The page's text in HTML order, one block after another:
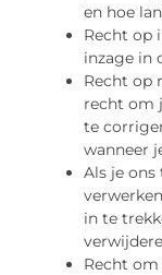
en hoe
Recht op
inzage in
Recht op
recht om
te
wanneer
Als je
in te
Recht